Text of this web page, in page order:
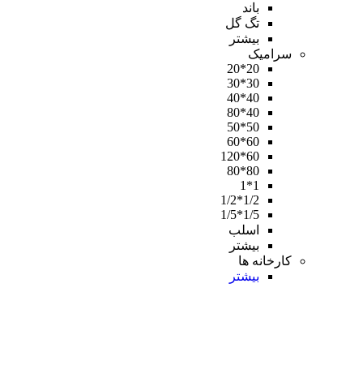
باند
تگ گل
بیشتر
سرامیک
20*20
30*30
40*40
40*80
50*50
60*60
60*120
80*80
1*1
1/2*1/2
1/5*1/5
اسلب
بیشتر
کارخانه ها
بیشتر